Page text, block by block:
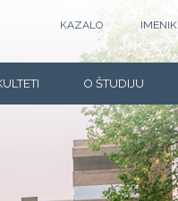
KAZALO IMENIK
O ŠTUDIJU